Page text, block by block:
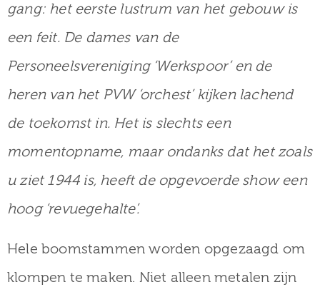
gang: het eerste lustrum van het gebouw is
een feit. De dames van de
Personeelsvereniging ‘Werkspoor’ en de
heren van het PVW ‘orchest’ kijken lachend
de toekomst in. Het is slechts een
momentopname, maar ondanks dat het zoals
u ziet 1944 is, heeft de opgevoerde show een
hoog ‘revuegehalte’.
Hele boomstammen worden opgezaagd om
klompen te maken. Niet alleen metalen zijn